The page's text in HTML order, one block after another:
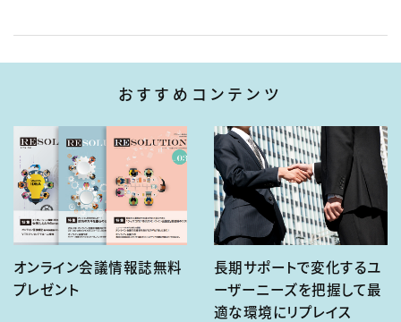
おすすめコンテンツ
オンライン会議情報誌無料
プレゼント
長期サポートで変化するユ
ーザーニーズを把握して最
適な環境にリプレイス